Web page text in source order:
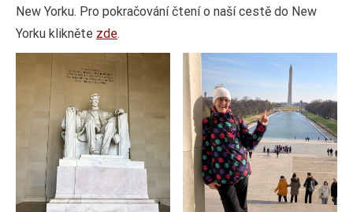
New Yorku. Pro pokračování čtení o naší cestě do New
Yorku klikněte zde.